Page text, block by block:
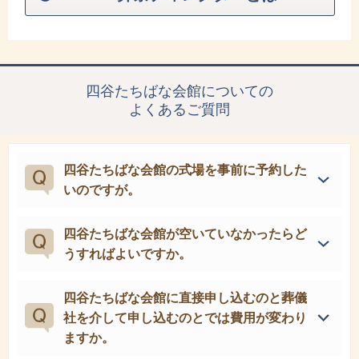
四谷たちばな会館についての
よくあるご質問
四谷たちばな会館の式場を事前に予約した
いのですが。
四谷たちばな会館が空いていなかったらど
うすればよいですか。
四谷たちばな会館に直接申し込むのと葬儀
社を介して申し込むのとでは費用が変わり
ますか。